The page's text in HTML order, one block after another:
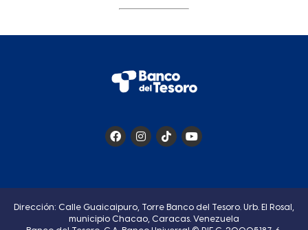
Dirección: Calle Guaicaipuro, Torre Banco del Tesoro. Urb. El Rosal,
municipio Chacao, Caracas. Venezuela